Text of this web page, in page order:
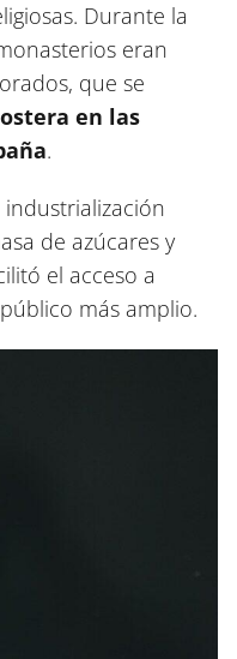
Durante la
eran
que se
en las
.
industrialización
de azúcares y
el acceso a
más amplio.